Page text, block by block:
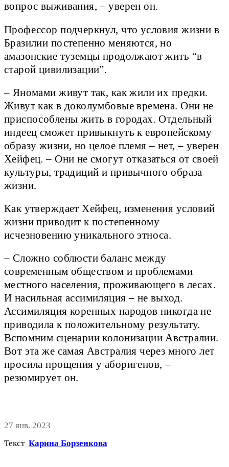
вопрос выживания, – уверен он.
Профессор подчеркнул, что условия жизни в
Бразилии постепенно меняются, но
амазонские туземцы продолжают жить “в
старой цивилизации”.
– Яномами живут так, как жили их предки.
Живут как в доколумбовые времена. Они не
приспособлены жить в городах. Отдельный
индеец сможет привыкнуть к европейскому
образу жизни, но целое племя – нет, – уверен
Хейфец. – Они не смогут отказаться от своей
культуры, традиций и привычного образа
жизни.
Как утверждает Хейфец, изменения условий
жизни приводит к постепенному
исчезновению уникального этноса.
– Сложно соблюсти баланс между
современным обществом и проблемами
местного населения, проживающего в лесах.
И насильная ассимиляция – не выход.
Ассимиляция коренных народов никогда не
приводила к положительному результату.
Вспомним сценарии колонизации Австралии.
Вот эта же самая Австралия через много лет
просила прощения у аборигенов, –
резюмирует он.
27 янв. 2023
Текст Карина Борзенкова